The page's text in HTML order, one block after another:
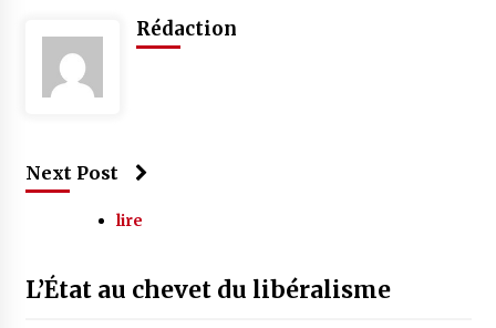
Rédaction
Next Post
lire
L’État au chevet du libéralisme